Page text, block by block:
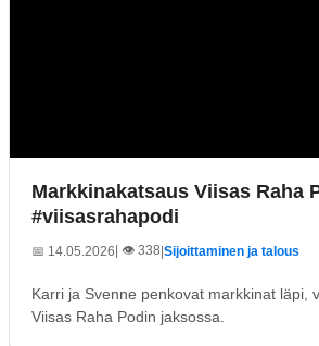
Markkinakatsaus Viisas Raha
#viisasrahapodi
📅 14.05.2026| 👁️ 338 Sijoittaminen ja talous
Karri ja Svenne penkovat markkinat läpi,
Viisas Raha Podin jaksossa.